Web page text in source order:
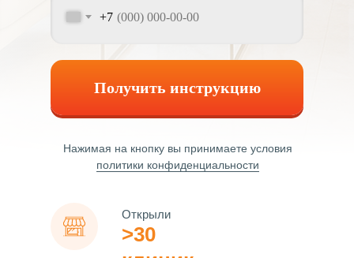
Открыли
>30
+7
Получить инструкцию
Нажимая на кнопку вы принимаете условия
политики конфиденциальности